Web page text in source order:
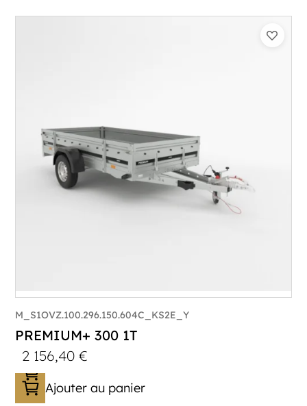
M_S1OVZ.100.296.150.604C_KS2E_Y
PREMIUM+ 300 1T
2 156,40€
Ajouter au panier